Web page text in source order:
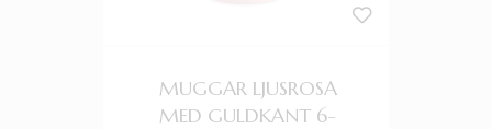
MUGGAR LJUSROSA
MED GULDKANT 6-